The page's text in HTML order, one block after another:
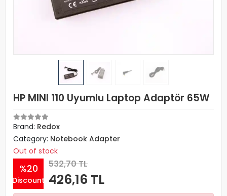
HP MINI 110 Uyumlu Laptop Adaptör 65W
Brand: Redox
Category: Notebook Adapter
Out of stock
%20
Discount
532,70 TL
426,16 TL